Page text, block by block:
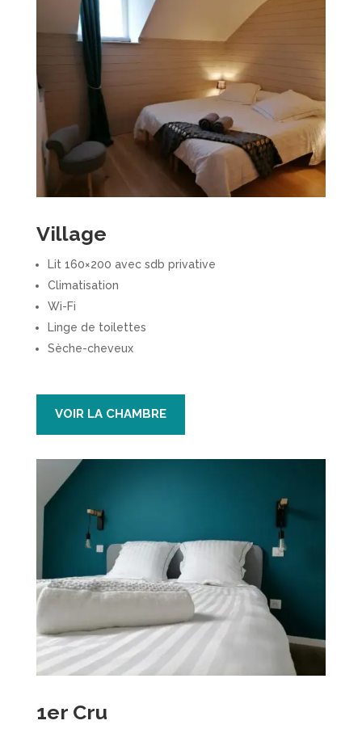
Village
Lit 160×200 avec sdb privative
Climatisation
Wi-Fi
Linge de toilettes
Sèche-cheveux
VOIR LA CHAMBRE
1er Cru